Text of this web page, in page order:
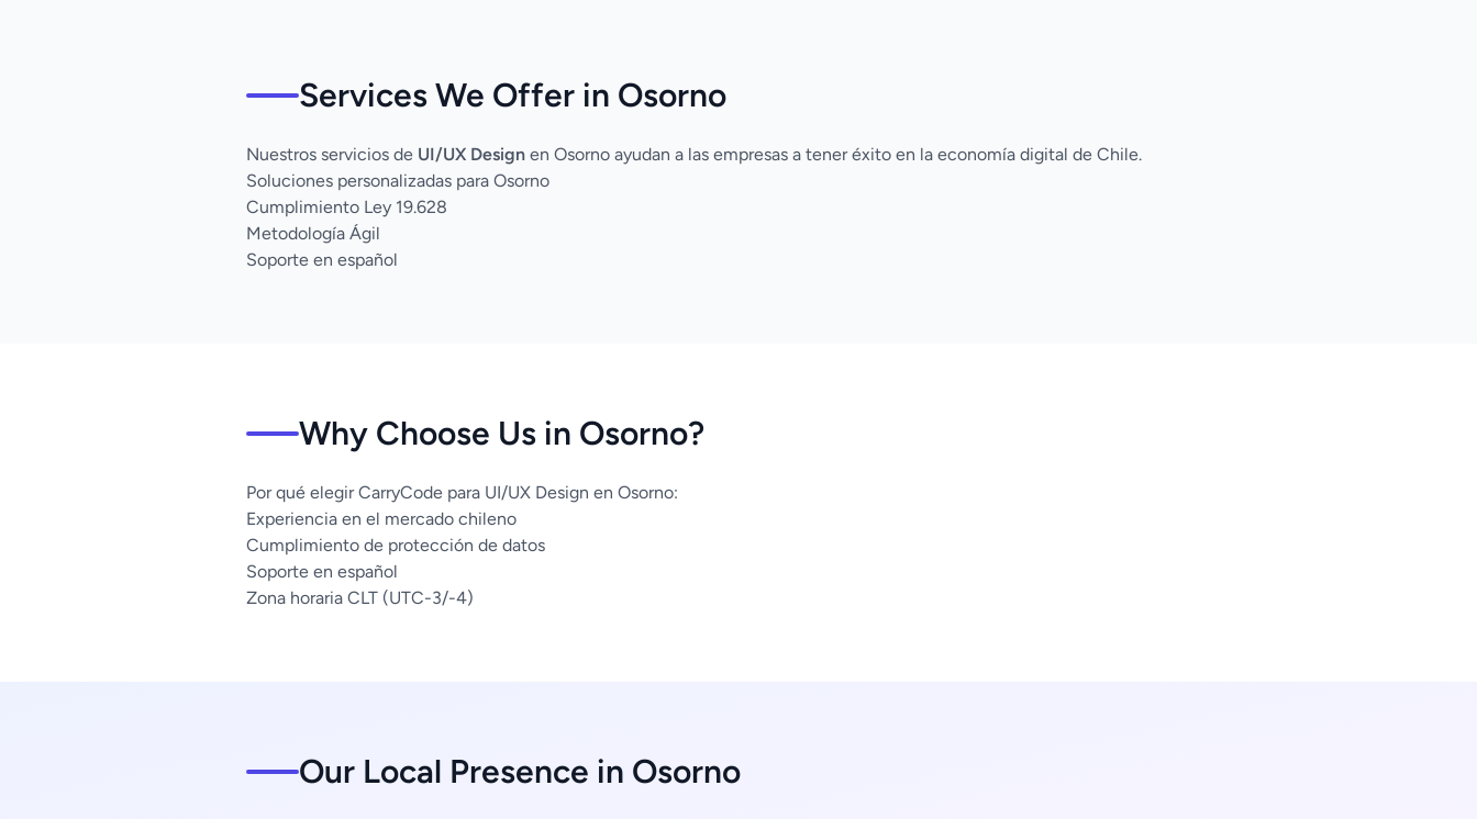
Services We Offer in Osorno
Nuestros servicios de UI/UX Design en Osorno ayudan a las empresas a tener éxito en la economía digital de Chile.
Soluciones personalizadas para Osorno
Cumplimiento Ley 19.628
Metodología Ágil
Soporte en español
Why Choose Us in Osorno?
Por qué elegir CarryCode para UI/UX Design en Osorno:
Experiencia en el mercado chileno
Cumplimiento de protección de datos
Soporte en español
Zona horaria CLT (UTC-3/-4)
Our Local Presence in Osorno